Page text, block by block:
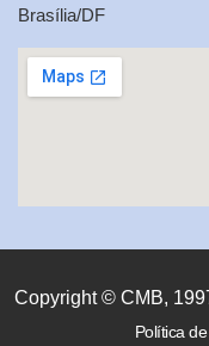
Brasília/DF
Copyright © CMB,
Política